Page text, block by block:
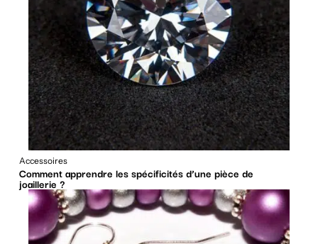
Accessoires
Comment apprendre les spécificités d’une pièce de
joaillerie ?